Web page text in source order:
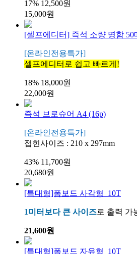
17% 12,500원
15,000원
[셀프에디터] 즉석 소량 명함 50
[온라인전용특가]
셀프에디터로 쉽고 빠르게!
18% 18,000원
22,000원
즉석 브로슈어 A4 (16p)
[온라인전용특가]
접힌사이즈 : 210 x 297mm
43% 11,700원
20,680원
[특대형]폼보드 사각형_10T
1미터보다 큰 사이즈로 출력 가
21,600원
[특대형]폼보드 자유형_10T